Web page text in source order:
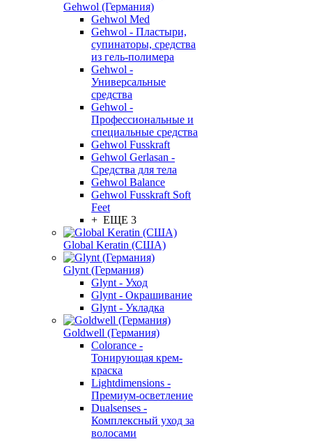
Gehwol (Германия)
Gehwol Med
Gehwol - Пластыри,
супинаторы, средства
из гель-полимера
Gehwol -
Универсальные
средства
Gehwol -
Профессиональные и
специальные средства
Gehwol Fusskraft
Gehwol Gerlasan -
Средства для тела
Gehwol Balance
Gehwol Fusskraft Soft
Feet
+ ЕЩЕ 3
Global Keratin (США)
Glynt (Германия)
Glynt - Уход
Glynt - Окрашивание
Glynt - Укладка
Goldwell (Германия)
Colorance -
Тонирующая крем-
краска
Lightdimensions -
Премиум-осветление
Dualsenses -
Комплексный уход за
волосами